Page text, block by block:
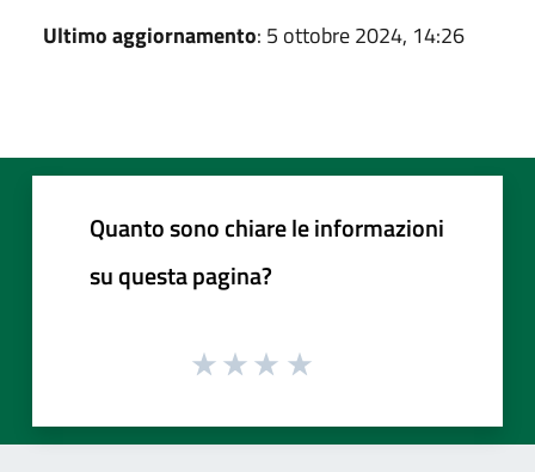
Ultimo aggiornamento: 5 ottobre 2024, 14:26
Quanto sono chiare le informazioni
su questa pagina?